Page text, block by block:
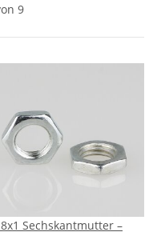
9
Sechskantmutter –